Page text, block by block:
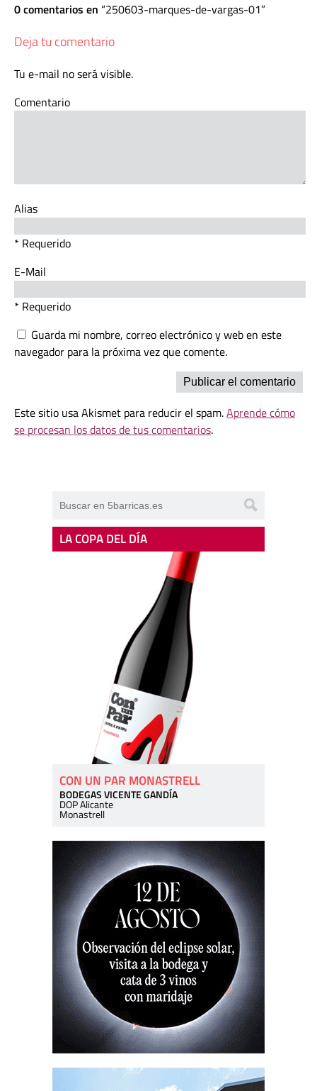
0 comentarios en 250603-marques-de-vargas-01
Deja tu comentario
Tu e-mail no será visible.
Comentario
Alias
* Requerido
E-Mail
* Requerido
Guarda mi nombre, correo electrónico y web en este
navegador para la próxima vez que comente.
Este sitio usa Akismet para reducir el spam.Aprende cómo
se procesan los datos de tus comentarios.
LA COPA DEL DÍA
CON UN PAR MONASTRELL
BODEGAS VICENTE GANDÍA
DOP Alicante
Monastrell